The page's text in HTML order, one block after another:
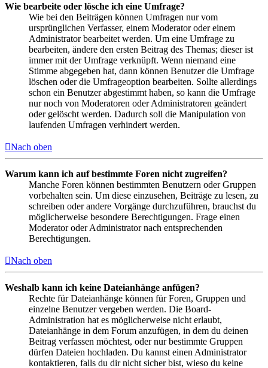
Wie bearbeite oder lösche ich eine Umfrage?
Wie bei den Beiträgen können Umfragen nur vom
ursprünglichen Verfasser, einem Moderator oder einem
Administrator bearbeitet werden. Um eine Umfrage zu
bearbeiten, ändere den ersten Beitrag des Themas; dieser ist
immer mit der Umfrage verknüpft. Wenn niemand eine
Stimme abgegeben hat, dann können Benutzer die Umfrage
löschen oder die Umfrageoption bearbeiten. Sollte allerdings
schon ein Benutzer abgestimmt haben, so kann die Umfrage
nur noch von Moderatoren oder Administratoren geändert
oder gelöscht werden. Dadurch soll die Manipulation von
laufenden Umfragen verhindert werden.
Nach oben
Warum kann ich auf bestimmte Foren nicht zugreifen?
Manche Foren können bestimmten Benutzern oder Gruppen
vorbehalten sein. Um diese einzusehen, Beiträge zu lesen, zu
schreiben oder andere Vorgänge durchzuführen, brauchst du
möglicherweise besondere Berechtigungen. Frage einen
Moderator oder Administrator nach entsprechenden
Berechtigungen.
Nach oben
Weshalb kann ich keine Dateianhänge anfügen?
Rechte für Dateianhänge können für Foren, Gruppen und
einzelne Benutzer vergeben werden. Die Board-
Administration hat es möglicherweise nicht erlaubt,
Dateianhänge in dem Forum anzufügen, in dem du deinen
Beitrag verfassen möchtest, oder nur bestimmte Gruppen
dürfen Dateien hochladen. Du kannst einen Administrator
kontaktieren, falls du dir nicht sicher bist, wieso du keine